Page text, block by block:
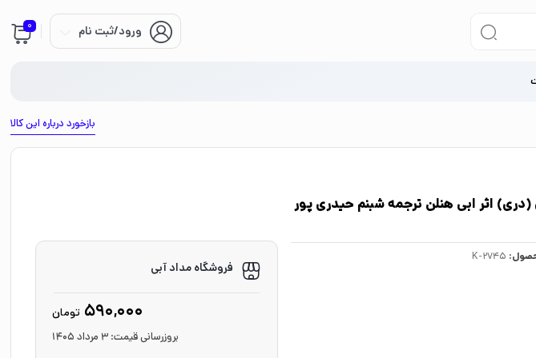
ورود/ثبت نام 0
بازخورد درباره این کالا
اثر ابی هنلن ترجمه شبنم حیدری پور
K-2745
فروشگاه مداد آبی
590,000 تومان
بروزرسانی قیمت: 3 مرداد 1405